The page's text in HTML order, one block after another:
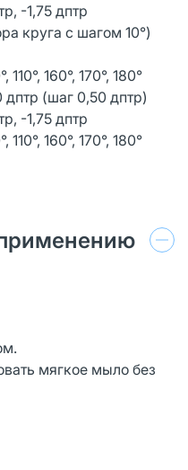
-1,75 дптр
круга с шагом 10°)
110°, 160°, 170°, 180°
(шаг 0,50 дптр)
-1,75 дптр
110°, 160°, 170°, 180°
мягкое мыло без